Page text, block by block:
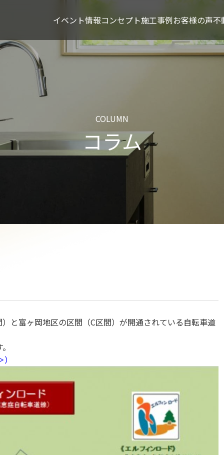
イベント情報コンセプト施工事例お客様の声不
COLUMN
コラム
と富ヶ岡地区の区間（C区間）が開通されている自転車道